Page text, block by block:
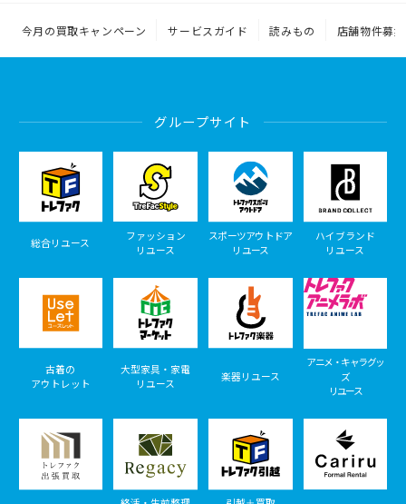
今月の買取キャンペーン サービスガイド 読みもの 店舗物件募集
グループサイト
総合リユース
ファッション
リユース
スポーツアウトドア
リユース
ハイブランド
リユース
古着の
アウトレット
大型家具・家電
リユース
楽器リユース
アニメ・キャラグッ
ズ
リユース